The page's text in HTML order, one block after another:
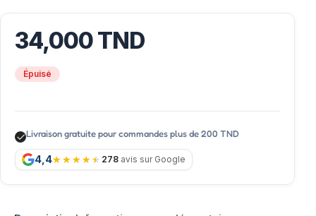
34,000TND
Épuisé
Livraison gratuite pour commandes plus de 200 TND
4,4 278 avis sur Google